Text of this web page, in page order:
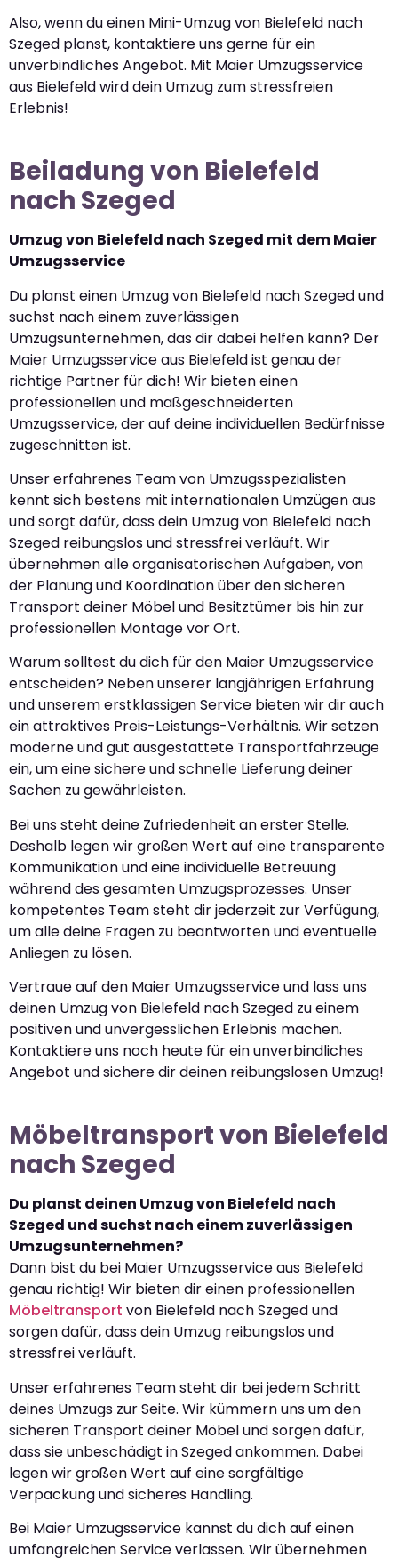
Also, wenn du einen Mini-Umzug von Bielefeld nach
Szeged planst, kontaktiere uns gerne für ein
unverbindliches Angebot. Mit Maier Umzugsservice
aus Bielefeld wird dein Umzug zum stressfreien
Erlebnis!
Beiladung von Bielefeld
nach Szeged
Umzug von Bielefeld nach Szeged mit dem Maier
Umzugsservice
Du planst einen Umzug von Bielefeld nach Szeged und
suchst nach einem zuverlässigen
Umzugsunternehmen, das dir dabei helfen kann? Der
Maier Umzugsservice aus Bielefeld ist genau der
richtige Partner für dich! Wir bieten einen
professionellen und maßgeschneiderten
Umzugsservice, der auf deine individuellen Bedürfnisse
zugeschnitten ist.
Unser erfahrenes Team von Umzugsspezialisten
kennt sich bestens mit internationalen Umzügen aus
und sorgt dafür, dass dein Umzug von Bielefeld nach
Szeged reibungslos und stressfrei verläuft. Wir
übernehmen alle organisatorischen Aufgaben, von
der Planung und Koordination über den sicheren
Transport deiner Möbel und Besitztümer bis hin zur
professionellen Montage vor Ort.
Warum solltest du dich für den Maier Umzugsservice
entscheiden? Neben unserer langjährigen Erfahrung
und unserem erstklassigen Service bieten wir dir auch
ein attraktives Preis-Leistungs-Verhältnis. Wir setzen
moderne und gut ausgestattete Transportfahrzeuge
ein, um eine sichere und schnelle Lieferung deiner
Sachen zu gewährleisten.
Bei uns steht deine Zufriedenheit an erster Stelle.
Deshalb legen wir großen Wert auf eine transparente
Kommunikation und eine individuelle Betreuung
während des gesamten Umzugsprozesses. Unser
kompetentes Team steht dir jederzeit zur Verfügung,
um alle deine Fragen zu beantworten und eventuelle
Anliegen zu lösen.
Vertraue auf den Maier Umzugsservice und lass uns
deinen Umzug von Bielefeld nach Szeged zu einem
positiven und unvergesslichen Erlebnis machen.
Kontaktiere uns noch heute für ein unverbindliches
Angebot und sichere dir deinen reibungslosen Umzug!
Möbeltransport von Bielefeld
nach Szeged
Du planst deinen Umzug von Bielefeld nach
Szeged und suchst nach einem zuverlässigen
Umzugsunternehmen?
Dann bist du bei Maier Umzugsservice aus Bielefeld
genau richtig! Wir bieten dir einen professionellen
Möbeltransport von Bielefeld nach Szeged und
sorgen dafür, dass dein Umzug reibungslos und
stressfrei verläuft.
Unser erfahrenes Team steht dir bei jedem Schritt
deines Umzugs zur Seite. Wir kümmern uns um den
sicheren Transport deiner Möbel und sorgen dafür,
dass sie unbeschädigt in Szeged ankommen. Dabei
legen wir großen Wert auf eine sorgfältige
Verpackung und sicheres Handling.
Bei Maier Umzugsservice kannst du dich auf einen
umfangreichen Service verlassen. Wir übernehmen